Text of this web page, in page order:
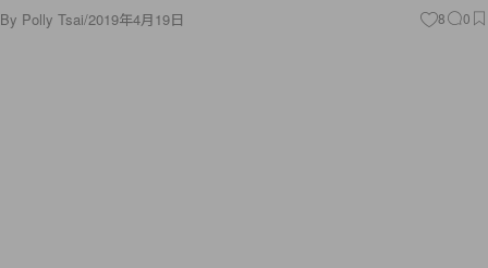
By Polly Tsai/2019年4月19日 8 0